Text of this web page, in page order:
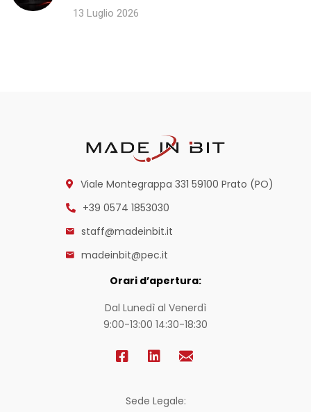
13 Luglio 2026
Viale Montegrappa 331 59100 Prato (PO)
+39 0574 1853030
staff@madeinbit.it
madeinbit@pec.it
Orari d’apertura:
Dal Lunedì al Venerdì
9:00-13:00 14:30-18:30
Sede Legale: